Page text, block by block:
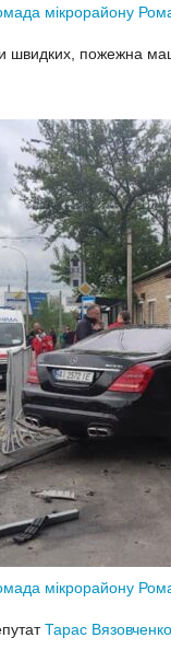
мікрорайону
швидких, пожежна
мікрорайону
Тарас